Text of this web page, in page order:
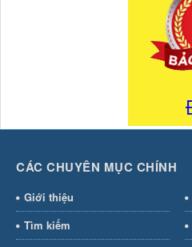
CÁC CHUYÊN MỤC CHÍNH
Giới thiệu
Tìm kiếm